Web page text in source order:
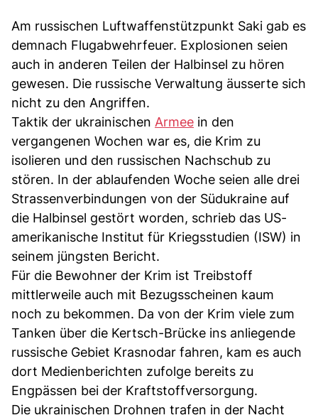
Am russischen Luftwaffenstützpunkt Saki gab es
demnach Flugabwehrfeuer. Explosionen seien
auch in anderen Teilen der Halbinsel zu hören
gewesen. Die russische Verwaltung äusserte sich
nicht zu den Angriffen.
Taktik der ukrainischen Armee in den
vergangenen Wochen war es, die Krim zu
isolieren und den russischen Nachschub zu
stören. In der ablaufenden Woche seien alle drei
Strassenverbindungen von der Südukraine auf
die Halbinsel gestört worden, schrieb das US-
amerikanische Institut für Kriegsstudien (ISW) in
seinem jüngsten Bericht.
Für die Bewohner der Krim ist Treibstoff
mittlerweile auch mit Bezugsscheinen kaum
noch zu bekommen. Da von der Krim viele zum
Tanken über die Kertsch-Brücke ins anliegende
russische Gebiet Krasnodar fahren, kam es auch
dort Medienberichten zufolge bereits zu
Engpässen bei der Kraftstoffversorgung.
Die ukrainischen Drohnen trafen in der Nacht